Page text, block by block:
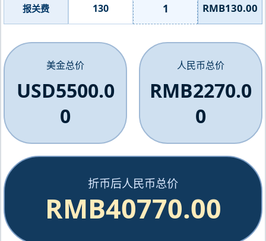
报关费 130 1 RMB130.00
美金总价
USD5500.0
0
人民币总价
RMB2270.0
0
折币后人民币总价
RMB40770.00